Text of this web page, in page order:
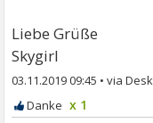
Liebe Grüße
Skygirl
03.11.2019 09:45 •
x 1